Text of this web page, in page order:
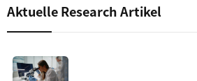
Aktuelle Research Artikel